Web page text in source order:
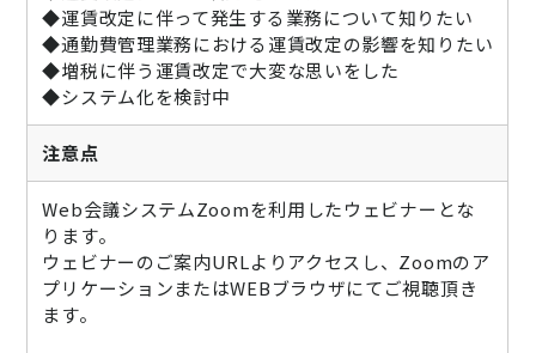
◆運賃改定に伴って発生する業務について知りたい
◆通勤費管理業務における運賃改定の影響を知りたい
◆増税に伴う運賃改定で大変な思いをした
◆システム化を検討中
注意点
Web会議システムZoomを利用したウェビナーとな
ります。
ウェビナーのご案内URLよりアクセスし、Zoomのア
プリケーションまたはWEBブラウザにてご視聴頂き
ます。